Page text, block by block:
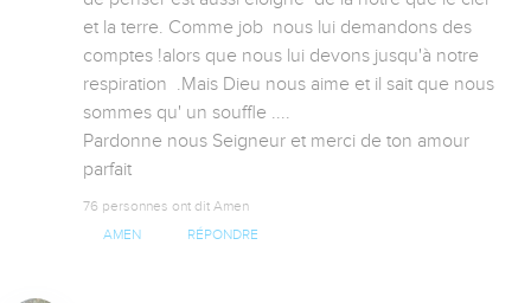
et la terre. Comme job  nous lui demandons des
comptes !alors que nous lui devons jusqu'à notre
respiration  .Mais Dieu nous aime et il sait que nous
sommes qu' un souffle ....
Pardonne nous Seigneur et merci de ton amour
parfait
76 personnes ont dit Amen
AMEN RÉPONDRE